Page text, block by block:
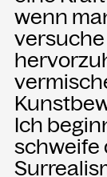
wenn
versuche
Ich
schweife